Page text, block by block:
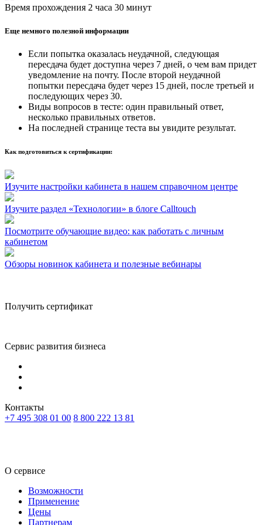
Время прохождения 2 часа 30 минут
Еще немного полезной информации
Если попытка оказалась неудачной, следующая
пересдача будет доступна через 7 дней, о чем вам придет
уведомление на почту. После второй неудачной
попытки пересдача будет через 15 дней, после третьей и
последующих через 30.
Виды вопросов в тесте: один правильный ответ,
несколько правильных ответов.
На последней странице теста вы увидите результат.
Как подготовиться к сертификации:
Изучите настройки кабинета в нашем справочном центре
Изучите раздел «Технологии» в блоге Calltouch
Посмотрите обучающие видео: как работать с личным
кабинетом
Обзоры новинок кабинета и полезные вебинары
Получить сертификат
Сервис развития бизнеса
Контакты
+7 495 308 01 00 8 800 222 13 81
О сервисе
Возможности
Применение
Цены
Партнерам